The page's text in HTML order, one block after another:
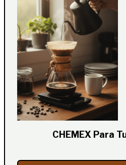
CHEMEX Para